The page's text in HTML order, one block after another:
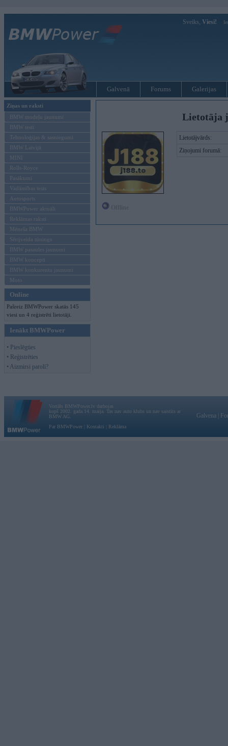
Sveiks, Viesi!
Galvenā Forums Galerijas
Ziņas un raksti
BMW modeļu jaunumi
BMW testi
Tehnoloģijas & sasniegumi
BMW Latvijā
MINI
Rolls-Royce
Pasākumi
Vadāmības tests
Autosports
BMWPower aktuāli
Reklāmas raksti
Mēneša BMW
Sērijveida tūnings
BMW pasaules jaunumi
BMW koncepti
BMW konkurentu jaunumi
Moto
Online
Pašreiz BMWPower skatās 145
viesi un 4 reģistrēti lietotāji.
Ienākt BMWPower
• Pieslēgties
• Reģistrēties
• Aizmirsi paroli?
Lietotāja
Lietotājvārds:
Ziņojumi forumā:
Vortāls BMWPower.lv darbojas
kopš 2002. gada 14. maija. Tas nav auto klubs un nav saistīts ar
BMW AG.
Par BMWPower
Kontakti Reklāma
Galvena